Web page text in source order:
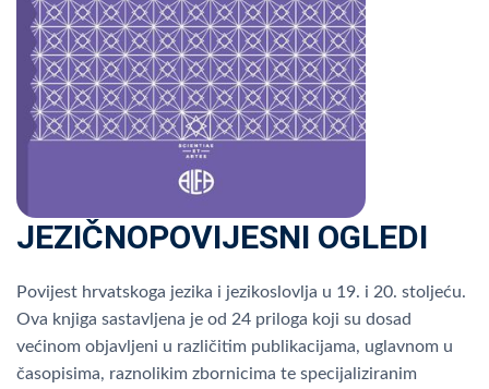
JEZIČNOPOVIJESNI OGLEDI
Povijest hrvatskoga jezika i jezikoslovlja u 19. i 20. stoljeću.
Ova knjiga sastavljena je od 24 priloga koji su dosad
većinom objavljeni u različitim publikacijama, uglavnom u
časopisima, raznolikim zbornicima te specijaliziranim